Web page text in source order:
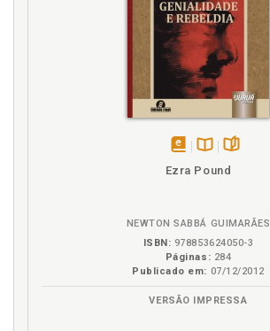
disponível
Disponível
páginas
Ezra Pound
NEWTON SABBÁ GUIMARÃES
ISBN: 978853624050-3
Páginas: 284
Publicado em: 07/12/2012
VERSÃO IMPRESSA